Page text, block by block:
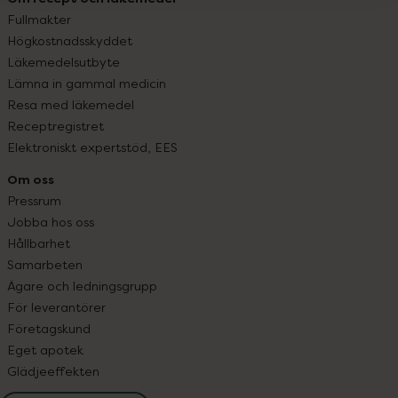
Fullmakter
Högkostnadsskyddet
Läkemedelsutbyte
Lämna in gammal medicin
Resa med läkemedel
Receptregistret
Elektroniskt expertstöd, EES
Om oss
Pressrum
Jobba hos oss
Hållbarhet
Samarbeten
Ägare och ledningsgrupp
För leverantörer
Företagskund
Eget apotek
Glädjeeffekten